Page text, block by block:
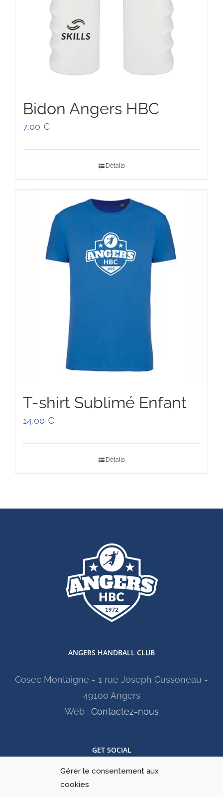
Gérer le consentement aux
cookies
Bidon Angers HBC
7,00 €
Détails
T-shirt Sublimé Enfant
14,00 €
Détails
ANGERS HANDBALL CLUB
Cosec Montaigne - 1 rue Joseph Cussoneau -
49100 Angers
Web : Contactez-nous
GET SOCIAL